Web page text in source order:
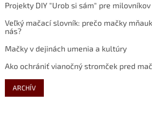
Projekty DIY "Urob si sám" pre
Veľký mačací slovník: prečo mačky
nás?
Mačky v dejinách umenia a kultúry
Ako ochrániť vianočný stromček pred
ARCHÍV